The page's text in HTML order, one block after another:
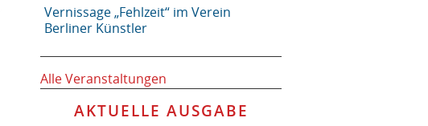
Vernissage „Fehlzeit“ im Verein
Berliner Künstler
Alle Veranstaltungen
AKTUELLE AUSGABE